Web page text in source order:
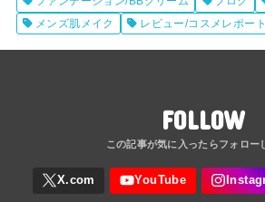
メンズ肌メイク
レビュー/コスメレポート
FOLLOW